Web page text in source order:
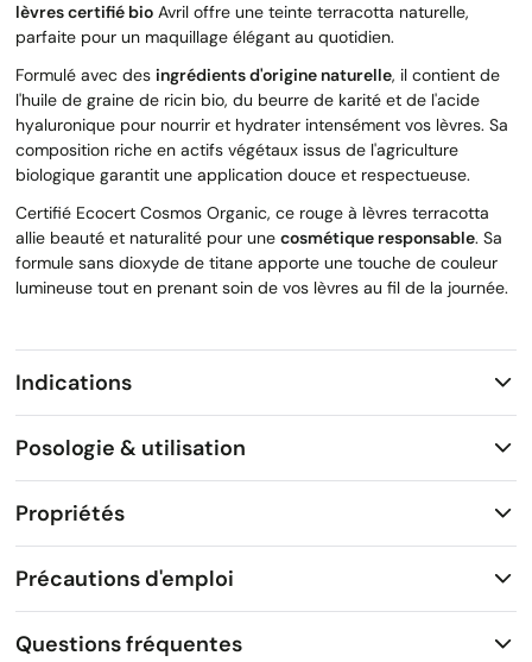
lèvres certifié bio Avril offre une teinte terracotta naturelle,
parfaite pour un maquillage élégant au quotidien.
Formulé avec des ingrédients d'origine naturelle, il contient de
l'huile de graine de ricin bio, du beurre de karité et de l'acide
hyaluronique pour nourrir et hydrater intensément vos lèvres. Sa
composition riche en actifs végétaux issus de l'agriculture
biologique garantit une application douce et respectueuse.
Certifié Ecocert Cosmos Organic, ce rouge à lèvres terracotta
allie beauté et naturalité pour une cosmétique responsable. Sa
formule sans dioxyde de titane apporte une touche de couleur
lumineuse tout en prenant soin de vos lèvres au fil de la journée.
Indications
Posologie & utilisation
Propriétés
Précautions d'emploi
Questions fréquentes